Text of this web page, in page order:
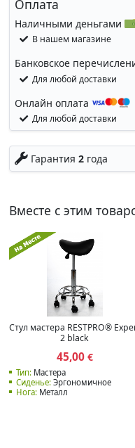
Оплата
Наличными деньгами
В нашем магазине
Банковское
Для любой доставки
Онлайн оплата
Для любой доставки
Гарантия 2года
Вместе с этим
Стул мастера RESTPRO®
2 black
45,00€
Тип:Мастера
Сиденье:Эргономичное
Нога:Металл